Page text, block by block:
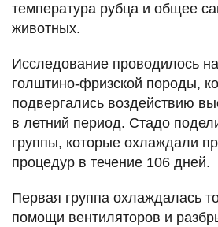
температура рубца и общее
животных.
Исследование проводилось
голштино-фризской породы,
подвергались воздействию
в летний период. Стадо
группы, которые охлаждали
процедур в течение 106 дней.
Первая группа охлаждалась
помощи вентиляторов и